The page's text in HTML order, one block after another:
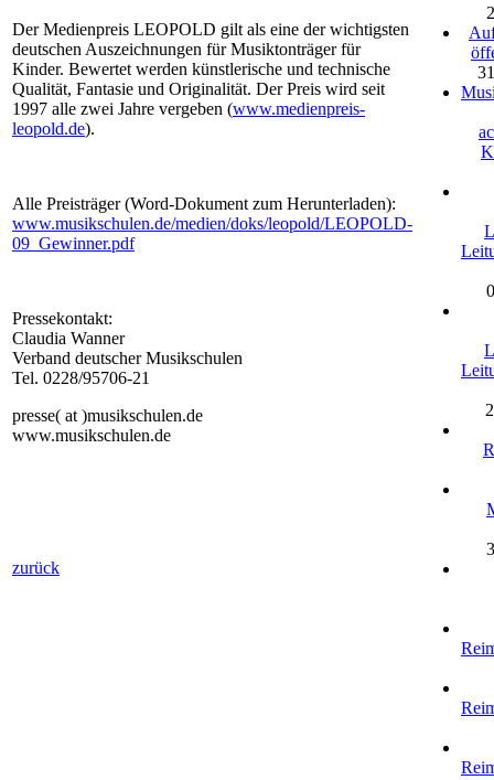
Der Medienpreis LEOPOLD gilt als eine der wichtigsten
deutschen Auszeichnungen für Musiktonträger für
Kinder. Bewertet werden künstlerische und technische
Qualität, Fantasie und Originalität. Der Preis wird seit
1997 alle zwei Jahre vergeben (www.medienpreis-
leopold.de).
Alle Preisträger (Word-Dokument zum Herunterladen):
www.musikschulen.de/medien/doks/leopold/LEOPOLD-
09_Gewinner.pdf
Pressekontakt:
Claudia Wanner
Verband deutscher Musikschulen
Tel. 0228/95706-21
presse( at )musikschulen.de
www.musikschulen.de
zurück